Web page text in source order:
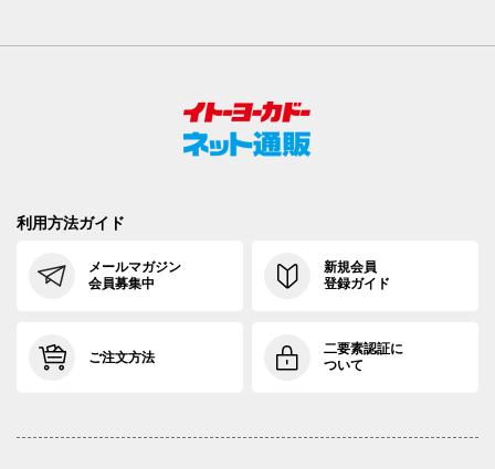
利用方法ガイド
メールマガジン
会員募集中
新規会員
登録ガイド
ご注文方法
二要素認証に
ついて